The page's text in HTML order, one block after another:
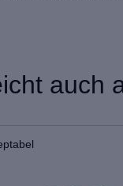
auch